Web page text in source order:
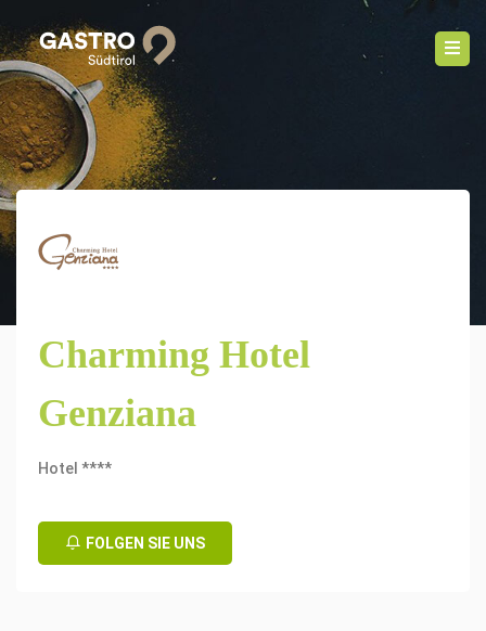
Charming Hotel
Genziana
Hotel ****
FOLGEN SIE UNS